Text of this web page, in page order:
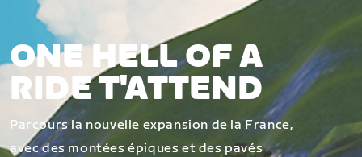
ONE HELL OF A
RIDE T'ATTEND
Parcours la nouvelle expansion de la France,
avec des montées épiques et des pavés